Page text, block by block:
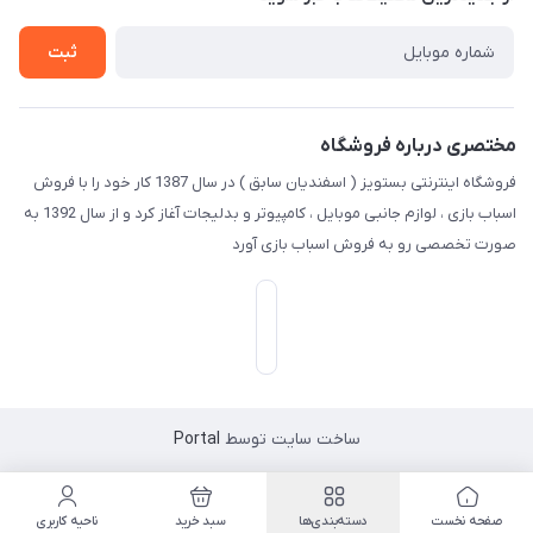
ثبت
مختصری درباره فروشگاه
فروشگاه اینترنتی بستویز ( اسفندیان سابق ) در سال 1387 کار خود را با فروش
اسباب بازی ، لوازم جانبی موبایل ، کامپیوتر و بدلیجات آغاز کرد و از سال 1392 به
صورت تخصصی رو به فروش اسباب بازی آورد
ساخت سایت توسط Portal
صفحه نخست دسته‌بندی‌ها سبد خرید ناحیه کاربری